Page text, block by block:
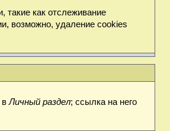
такие как отслеживание
возможно, удаление cookies
вЛичный раздел; ссылка на него